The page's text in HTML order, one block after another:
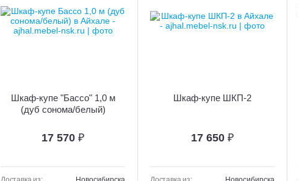
Шкаф-купе "Бассо" 1,0 м
(дуб сонома/белый)
17 570 ₽
Шкаф-купе ШКП-2
17 650 ₽